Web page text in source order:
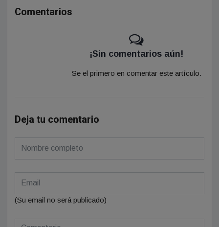
Comentarios
¡Sin comentarios aún!
Se el primero en comentar este artículo.
Deja tu comentario
(Su email no será publicado)